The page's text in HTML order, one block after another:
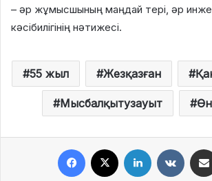
– әр жұмысшының маңдай тері, әр
кәсібилігінің нәтижесі.
55 жыл Жезқазған
Мысбалқытузауыт